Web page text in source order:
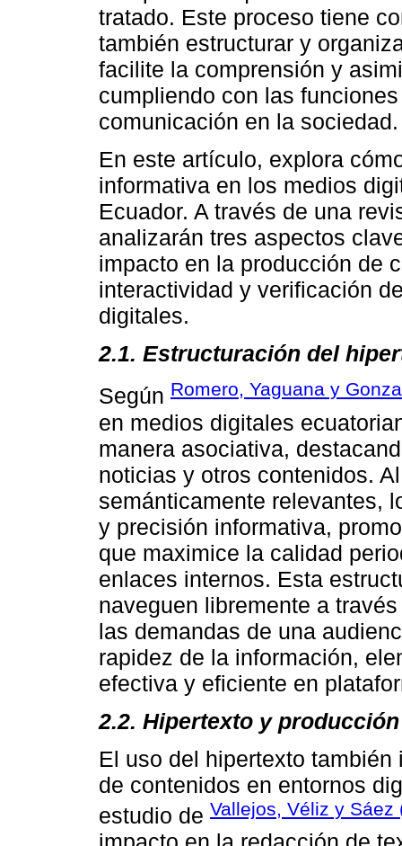
tratado. Este proceso tiene
también estructurar y
facilite la comprensión y
cumpliendo con las
comunicación en la sociedad.
En este artículo, explora
informativa en los medios
Ecuador. A través de una
analizarán tres aspectos
impacto en la producción de
interactividad y verificación
digitales.
2.1. Estructuración del
Según Romero, Yaguana y
en medios digitales
manera asociativa,
noticias y otros contenidos.
semánticamente relevantes,
y precisión informativa,
que maximice la calidad
enlaces internos. Esta
naveguen libremente a
las demandas de una
rapidez de la información,
efectiva y eficiente en
2.2. Hipertexto y
El uso del hipertexto
de contenidos en entornos
estudio de Vallejos, Véliz y Sáez